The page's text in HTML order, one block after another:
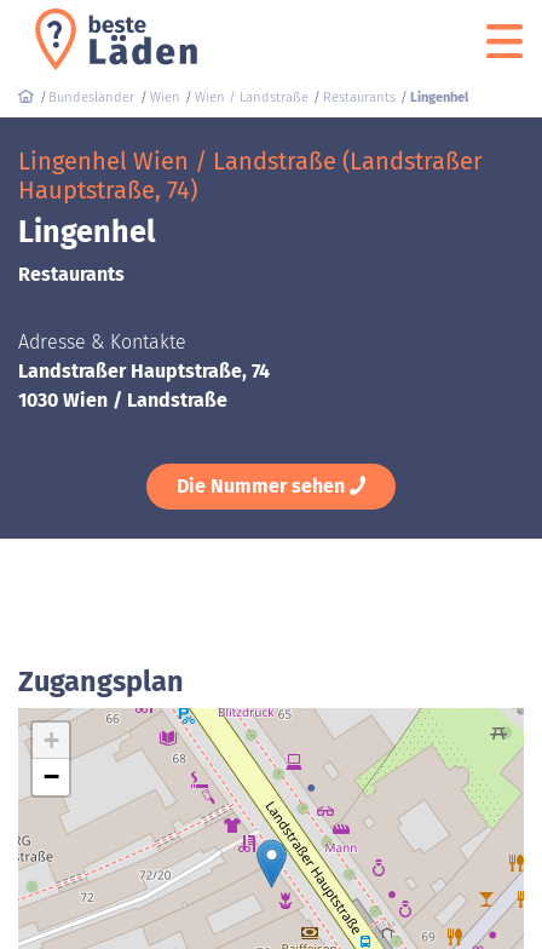
Bundesländer Wien Wien / Landstraße Restaurants Lingenhel
Lingenhel Wien / Landstraße (Landstraßer
Hauptstraße, 74)
Lingenhel
Restaurants
Adresse & Kontakte
Landstraßer Hauptstraße, 74
1030 Wien / Landstraße
Die Nummer sehen
Zugangsplan
+
−